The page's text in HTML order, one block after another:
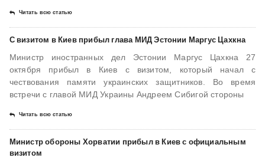
Читать всю статью
С визитом в Киев прибыл глава МИД Эстонии Маргус Цахкна
Министр иностранных дел Эстонии Маргус Цахкна 27
октября прибыл в Киев с визитом, который начал с
чествования памяти украинских защитников. Во время
встречи с главой МИД Украины Андреем Сибигой стороны
Читать всю статью
Министр обороны Хорватии прибыл в Киев с официальным
визитом